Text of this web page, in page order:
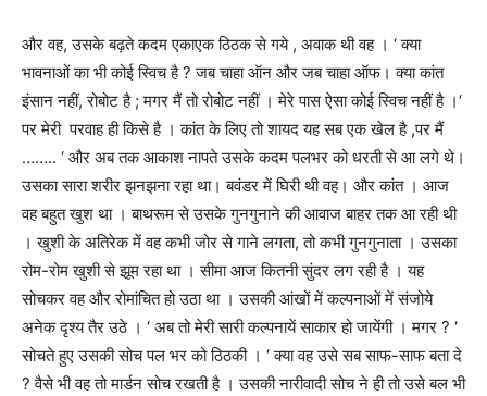
और वह,उसके बढ़ते कदम एकाएक ठिठक से गये , अवाक थी वह । ‘ क्या
भावनाओं का भी कोई स्विच है?जब चाहा ऑन और जब चाहा ऑफ। क्या कांत
इंसान नहीं,रोबोट है ; मगर मैं तो रोबोट नहीं । मेरे पास ऐसा कोई स्विच नहीं है ।‘
पर मेरी परवाह ही किसे है । कांत के लिए तो शायद यह सब एक खेल है ,पर मैं
…….. ‘ और अब तक आकाश नापते उसके कदम पलभर को धरती से आ लगे थे।
उसका सारा शरीर झनझना रहा था। बवंडर में घिरी थी वह। और कांत । आज
वह बहुत खुश था । बाथरूम से उसके गुनगुनाने की आवाज बाहर तक आ रही थी
। खुशी के अतिरेक में वह कभी जोर से गाने लगता,तो कभी गुनगुनाता । उसका
रोम-रोम खुशी से झूम रहा था । सीमा आज कितनी सुंदर लग रही है । यह
सोचकर वह और रोमांचित हो उठा था । उसकी आंखों में कल्पनाओं में संजोये
अनेक दृश्य तैर उठे । ‘ अब तो मेरी सारी कल्पनायें साकार हो जायेंगी । मगर ? ‘
सोचते हुए उसकी सोच पल भर को ठिठकी । ‘ क्या वह उसे सब साफ-साफ बता दे
?वैसे भी वह तो मार्डन सोच रखती है । उसकी नारीवादी सोच ने ही तो उसे बल भी